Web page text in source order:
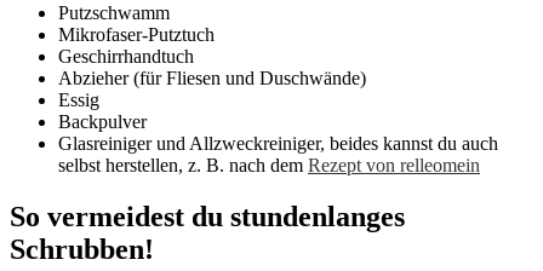
Putzschwamm
Mikrofaser-Putztuch
Geschirrhandtuch
Abzieher (für Fliesen und Duschwände)
Essig
Backpulver
Glasreiniger und Allzweckreiniger, beides kannst du auch
selbst herstellen, z. B. nach dem Rezept von relleomein
So vermeidest du stundenlanges
Schrubben!